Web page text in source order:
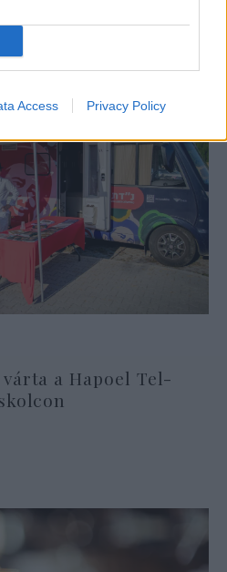
Access Privacy Policy
a Hapoel Tel-